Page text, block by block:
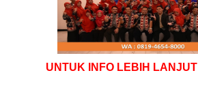
UNTUK INFO LEBIH LANJUT